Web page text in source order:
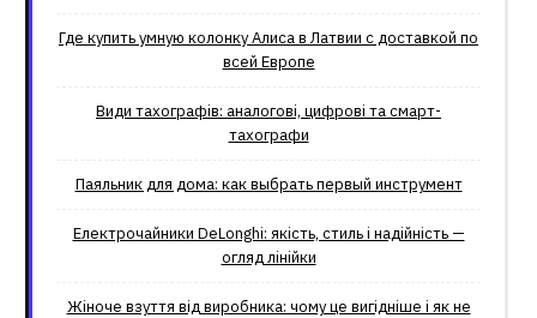
Где купить умную колонку Алиса в Латвии с доставкой по
всей Европе
Види тахографів: аналогові, цифрові та смарт-
тахографи
Паяльник для дома: как выбрать первый инструмент
Електрочайники DeLonghi: якість, стиль і надійність —
огляд лінійки
Жіноче взуття від виробника: чому це вигідніше і як не